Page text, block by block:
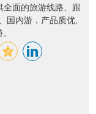
面的旅游线路、跟
国内游，产品质优,